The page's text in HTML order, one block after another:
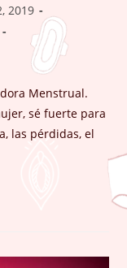
2019
Menstrual.
sé fuerte para
las pérdidas, el